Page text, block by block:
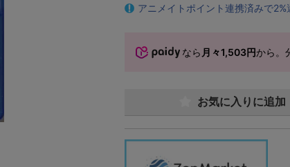
アニメイトポイント連携済みで2%
なら 月々1,503円から。
お気に入りに追加